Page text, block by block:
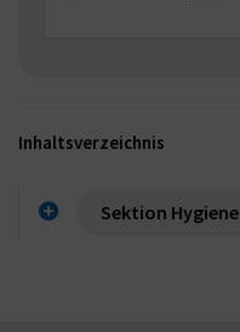
Inhaltsverzeichnis
Sektion Hygiene